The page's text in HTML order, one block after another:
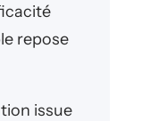
repose
issue